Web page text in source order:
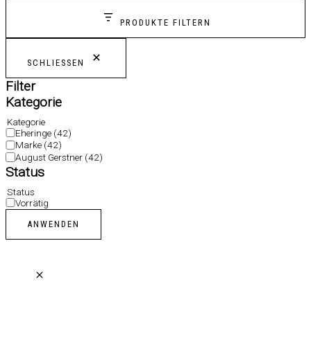
PRODUKTE FILTERN
SCHLIESSEN
Filter
Kategorie
Kategorie
Eheringe (42)
Marke (42)
August Gerstner (42)
Status
Status
Vorrätig
ANWENDEN